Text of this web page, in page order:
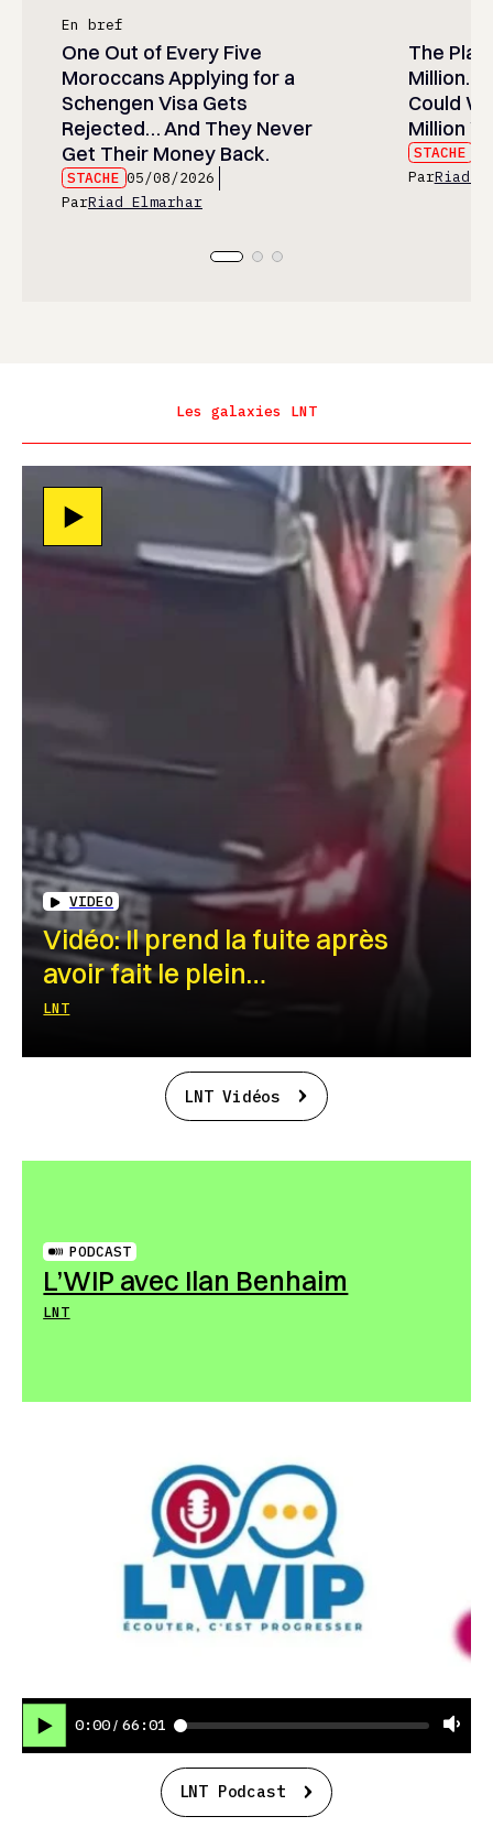
En bref
One Out of Every Five
Moroccans Applying for a
Schengen Visa Gets
Rejected… And They Never
Get Their Money Back.
STACHE 05/08/2026
ParRiad Elmarhar
The
Million…
Could
Million
STACHE
ParRiad
Les galaxies LNT
VIDEO
Vidéo: Il prend la fuite après
avoir fait le plein…
LNT
LNT Vidéos
PODCAST
L’WIP avec Ilan Benhaim
LNT
0:00 / 66:01
LNT Podcast